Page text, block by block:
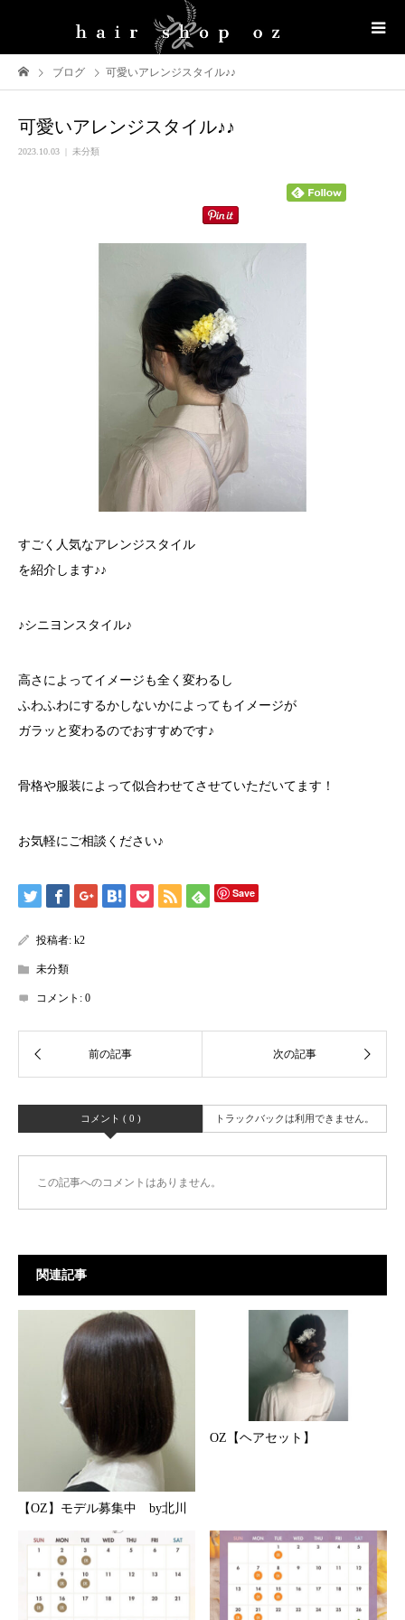
ブログ 可愛いアレンジスタイル♪♪
可愛いアレンジスタイル♪♪
2023.10.03 未分類
すごく人気なアレンジスタイル
を紹介します♪♪
♪シニヨンスタイル♪
高さによってイメージも全く変わるし
ふわふわにするかしないかによってもイメージが
ガラッと変わるのでおすすめです♪
骨格や服装によって似合わせてさせていただいてます！
お気軽にご相談ください♪
Save
投稿者: k2
未分類
コメント: 0
コメント ( 0 ) トラックバックは利用できません。
この記事へのコメントはありません。
関連記事
【OZ】モデル募集中 by北川
OZ【ヘアセット】